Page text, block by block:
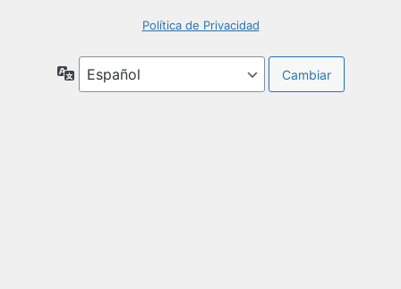
Política de Privacidad
Idioma